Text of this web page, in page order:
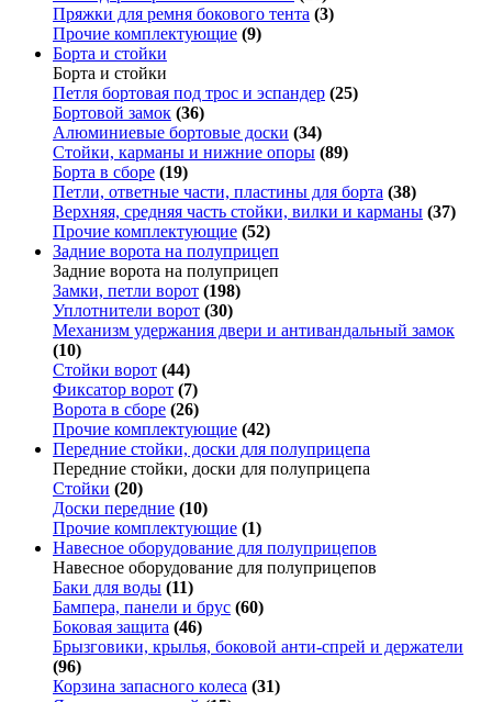
Пряжки для ремня бокового тента (3)
Прочие комплектующие (9)
Борта и стойки
Борта и стойки
Петля бортовая под трос и эспандер (25)
Бортовой замок (36)
Алюминиевые бортовые доски (34)
Стойки, карманы и нижние опоры (89)
Борта в сборе (19)
Петли, ответные части, пластины для борта (38)
Верхняя, средняя часть стойки, вилки и карманы (37)
Прочие комплектующие (52)
Задние ворота на полуприцеп
Задние ворота на полуприцеп
Замки, петли ворот (198)
Уплотнители ворот (30)
Механизм удержания двери и антивандальный замок
(10)
Стойки ворот (44)
Фиксатор ворот (7)
Ворота в сборе (26)
Прочие комплектующие (42)
Передние стойки, доски для полуприцепа
Передние стойки, доски для полуприцепа
Стойки (20)
Доски передние (10)
Прочие комплектующие (1)
Навесное оборудование для полуприцепов
Навесное оборудование для полуприцепов
Баки для воды (11)
Бампера, панели и брус (60)
Боковая защита (46)
Брызговики, крылья, боковой анти-спрей и держатели
(96)
Корзина запасного колеса (31)